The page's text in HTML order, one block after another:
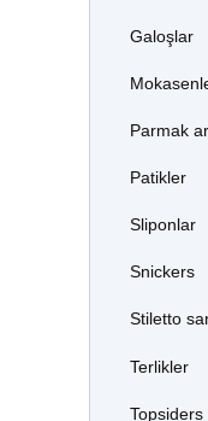
Galoşlar
Parmak
Patikler
Sliponlar
Snickers
Stiletto
Terlikler
Topsiders